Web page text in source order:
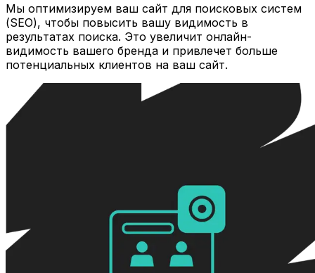
Мы оптимизируем ваш сайт для поисковых систем
(SEO), чтобы повысить вашу видимость в
результатах поиска. Это увеличит онлайн-
видимость вашего бренда и привлечет больше
потенциальных клиентов на ваш сайт.